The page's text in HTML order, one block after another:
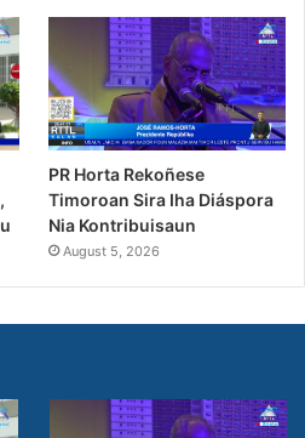
PR Horta Rekoñese
Timoroan Sira Iha Diáspora
Nia Kontribuisaun
August 5, 2026